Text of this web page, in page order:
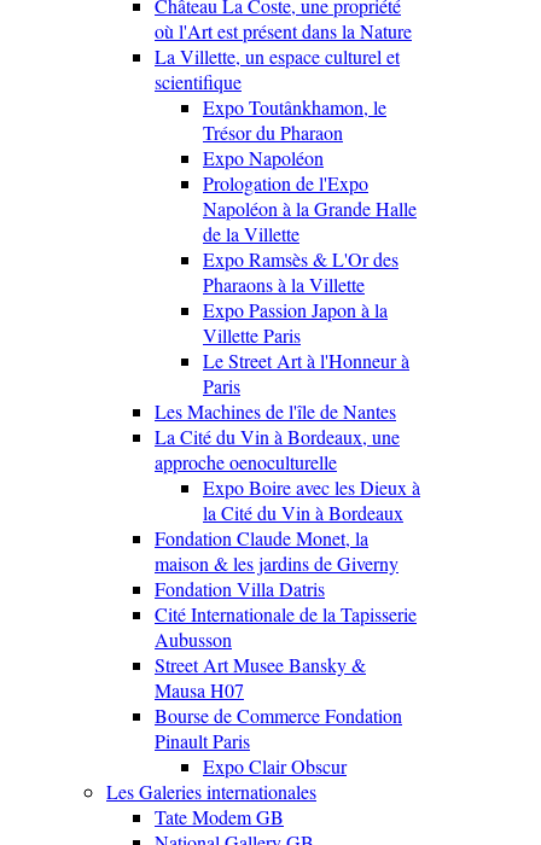
Château La Coste, une propriété
où l'Art est présent dans la Nature
La Villette, un espace culturel et
scientifique
Expo Toutânkhamon, le
Trésor du Pharaon
Expo Napoléon
Prologation de l'Expo
Napoléon à la Grande Halle
de la Villette
Expo Ramsès & L'Or des
Pharaons à la Villette
Expo Passion Japon à la
Villette Paris
Le Street Art à l'Honneur à
Paris
Les Machines de l'île de Nantes
La Cité du Vin à Bordeaux, une
approche oenoculturelle
Expo Boire avec les Dieux à
la Cité du Vin à Bordeaux
Fondation Claude Monet, la
maison & les jardins de Giverny
Fondation Villa Datris
Cité Internationale de la Tapisserie
Aubusson
Street Art Musee Bansky &
Mausa H07
Bourse de Commerce Fondation
Pinault Paris
Expo Clair Obscur
Les Galeries internationales
Tate Modem GB